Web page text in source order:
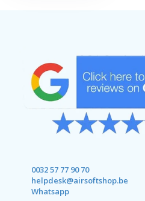
0032 57 77 90 70
helpdesk@airsoftshop.be
Whatsapp